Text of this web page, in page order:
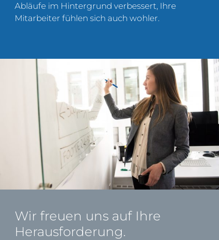
Abläufe im Hintergrund verbessert, Ihre
Mitarbeiter fühlen sich auch wohler.
Wir freuen uns auf Ihre
Herausforderung.